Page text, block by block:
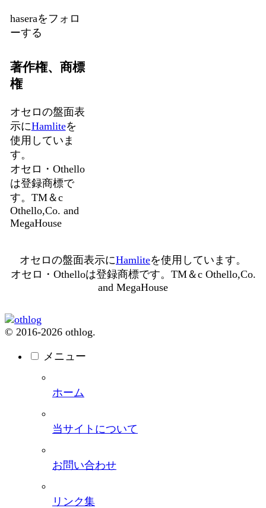
haseraをフォロ
ーする
著作権、商標
権
オセロの盤面表
示にHamliteを
使用していま
す。
オセロ・Othello
は登録商標で
す。TM＆c
Othello,Co. and
MegaHouse
オセロの盤面表示にHamliteを使用しています。
オセロ・Othelloは登録商標です。TM＆c Othello,Co.
and MegaHouse
© 2016-2026 othlog.
メニュー
ホーム
当サイトについて
お問い合わせ
リンク集